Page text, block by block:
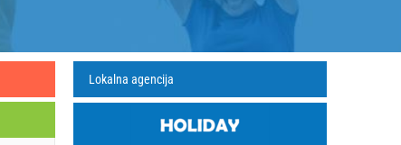
Lokalna agencija